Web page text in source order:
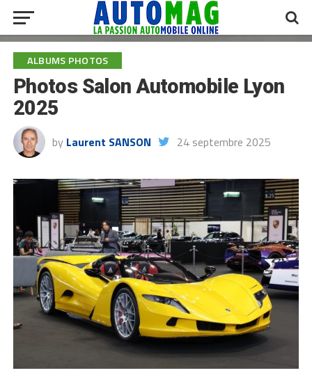
ALBUMS PHOTOS
Photos Salon Automobile Lyon
2025
by Laurent SANSON 24 septembre 2025